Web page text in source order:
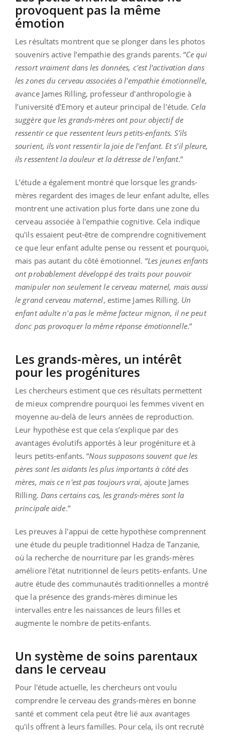
provoquent pas la même
émotion
Les résultats montrent que se plonger dans les photos
souvenirs active l’empathie des grands parents. “Ce qui
ressort vraiment dans les données, c'est l'activation dans
les zones du cerveau associées à l'empathie émotionnelle,
avance James Rilling, professeur d'anthropologie à
l’université d’Emory et auteur principal de l’étude. Cela
suggère que les grands-mères ont pour objectif de
ressentir ce que ressentent leurs petits-enfants. S’ils
sourient, ils vont ressentir la joie de l'enfant. Et s’il pleure,
ils ressentent la douleur et la détresse de l'enfant.”
L’étude a également montré que lorsque les grands-
mères regardent des images de leur enfant adulte, elles
montrent une activation plus forte dans une zone du
cerveau associée à l'empathie cognitive. Cela indique
qu'ils essaient peut-être de comprendre cognitivement
ce que leur enfant adulte pense ou ressent et pourquoi,
mais pas autant du côté émotionnel. “Les jeunes enfants
ont probablement développé des traits pour pouvoir
manipuler non seulement le cerveau maternel, mais aussi
le grand cerveau maternel, estime James Rilling. Un
enfant adulte n'a pas le même facteur mignon, il ne peut
donc pas provoquer la même réponse émotionnelle.”
Les grands-mères, un intérêt
pour les progénitures
Les chercheurs estiment que ces résultats permettent
de mieux comprendre pourquoi les femmes vivent en
moyenne au-delà de leurs années de reproduction.
Leur hypothèse est que cela s’explique par des
avantages évolutifs apportés à leur progéniture et à
leurs petits-enfants. “Nous supposons souvent que les
pères sont les aidants les plus importants à côté des
mères, mais ce n'est pas toujours vrai, ajoute James
Rilling. Dans certains cas, les grands-mères sont la
principale aide.”
Les preuves à l'appui de cette hypothèse comprennent
une étude du peuple traditionnel Hadza de Tanzanie,
où la recherche de nourriture par les grands-mères
améliore l'état nutritionnel de leurs petits-enfants. Une
autre étude des communautés traditionnelles a montré
que la présence des grands-mères diminue les
intervalles entre les naissances de leurs filles et
augmente le nombre de petits-enfants.
Un système de soins parentaux
dans le cerveau
Pour l'étude actuelle, les chercheurs ont voulu
comprendre le cerveau des grands-mères en bonne
santé et comment cela peut être lié aux avantages
qu'ils offrent à leurs familles. Pour cela, ils ont recruté